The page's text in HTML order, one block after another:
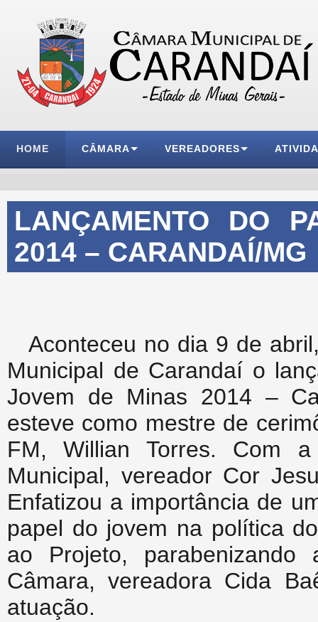
HOME CÂMARA VEREADORES
LANÇAMENTO DO
2014 – CARANDAÍ/MG
Aconteceu no dia 9 de
Municipal de Carandaí o
Jovem de Minas 2014 –
esteve como mestre de
FM, Willian Torres. Com
Municipal, vereador Cor
Enfatizou a importância de
papel do jovem na política
ao Projeto,
Câmara, vereadora Cida
atuação.